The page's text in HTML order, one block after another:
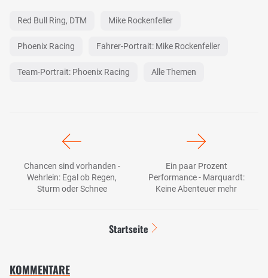
Red Bull Ring, DTM Mike Rockenfeller
Phoenix Racing Fahrer-Portrait: Mike Rockenfeller
Team-Portrait: Phoenix Racing Alle Themen
Chancen sind vorhanden -
Wehrlein: Egal ob Regen,
Sturm oder Schnee
Ein paar Prozent
Performance - Marquardt:
Keine Abenteuer mehr
Startseite
KOMMENTARE